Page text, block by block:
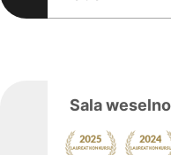
Sala